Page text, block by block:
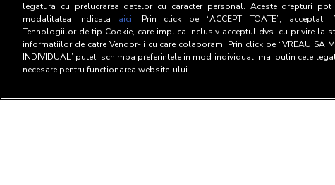
legatura cu prelucrarea datelor cu caracter personal. Aceste drepturi
modalitatea indicata aici. Prin click pe “ACCEPT TOATE”, acceptati
Tehnologiilor de tip Cookie, care implica inclusiv acceptul dvs. cu privire la
informatiilor de catre Vendor-ii cu care colaboram. Prin click pe “VREAU SA
INDIVIDUAL” puteti schimba preferintele in mod individual, mai putin cele
necesare pentru functionarea website-ului.